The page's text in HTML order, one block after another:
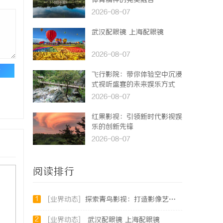
2026-08-07
武汉配眼镜 上海配眼镜
2026-08-07
飞行影院：带你体验空中沉浸
式视听盛宴的未来娱乐方式
2026-08-07
红果影视：引领新时代影视娱
乐的创新先锋
2026-08-07
阅读排行
1 [业界动态] 探索青鸟影视：打造影像艺术的全新体验与未来发展
2 [业界动态] 武汉配眼镜 上海配眼镜